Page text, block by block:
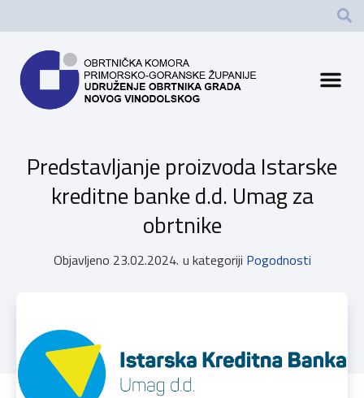
Predstavljanje proizvoda Istarske
kreditne banke d.d. Umag za
obrtnike
Objavljeno 23.02.2024. u kategoriji Pogodnosti